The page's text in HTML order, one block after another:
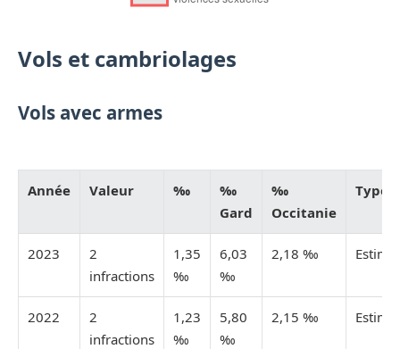
Vols et cambriolages
Vols avec armes
Année Valeur ‰
‰
Gard
‰
Occitanie
Type
2023
2
infractions
1,35
‰
6,03
‰
2,18 ‰
2022
2
infractions
1,23
‰
5,80
‰
2,15 ‰